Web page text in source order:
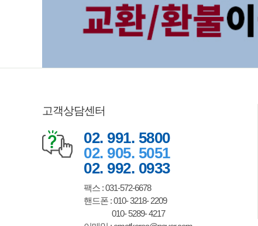
고객상담센터
02. 991. 5800
02. 905. 5051
02. 992. 0933
팩스 : 031-572-6678
핸드폰 : 010- 3218- 2209
010- 5289- 4217